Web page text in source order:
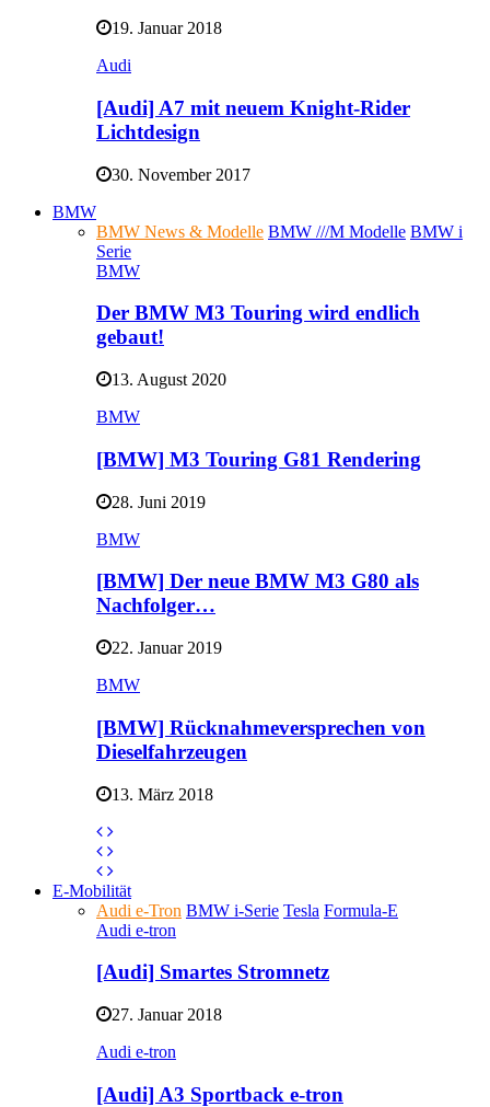
19. Januar 2018
Audi
[Audi] A7 mit neuem Knight-Rider
Lichtdesign
30. November 2017
BMW
BMW News & Modelle BMW ///M Modelle BMW i
Serie
BMW
Der BMW M3 Touring wird endlich
gebaut!
13. August 2020
BMW
[BMW] M3 Touring G81 Rendering
28. Juni 2019
BMW
[BMW] Der neue BMW M3 G80 als
Nachfolger…
22. Januar 2019
BMW
[BMW] Rücknahmeversprechen von
Dieselfahrzeugen
13. März 2018
E-Mobilität
Audi e-Tron BMW i-Serie Tesla Formula-E
Audi e-tron
[Audi] Smartes Stromnetz
27. Januar 2018
Audi e-tron
[Audi] A3 Sportback e-tron